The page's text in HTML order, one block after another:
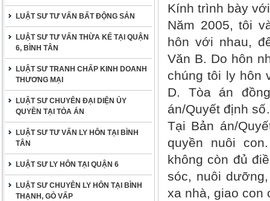
LUẬT SƯ TƯ VẤN BẤT ĐỘNG SẢN
LUẬT SƯ TƯ VẤN THỪA KẾ TẠI QUẬN
6, BÌNH TÂN
LUẬT SƯ TRANH CHẤP KINH DOANH
THƯƠNG MẠI
LUẬT SƯ CHUYÊN ĐẠI DIỆN ỦY
QUYỀN TẠI TÒA ÁN
LUẬT SƯ TƯ VẤN LY HÔN TẠI BÌNH
TÂN
LUẬT SƯ LY HÔN TẠI QUẬN 6
LUẬT SƯ CHUYÊN LY HÔN TẠI BÌNH
THẠNH, GÒ VẤP
Kính trình bày
Năm 2005, tôi
hôn với nhau,
Văn B. Do hôn
chúng tôi ly hôn
D. Tòa án
án/Quyết định
Tại Bản án/
quyền nuôi
không còn đủ
sóc, nuôi
xa nhà, giao con